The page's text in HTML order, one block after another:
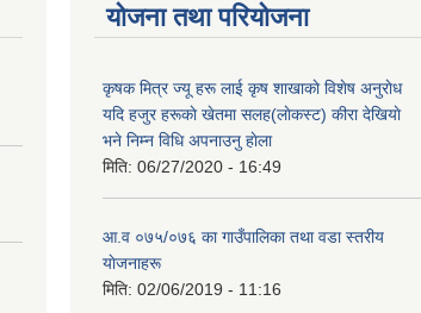
योजना तथा परियोजना
कृषक मित्र ज्यू हरू लाई कृष शाखाकाे विशेष अनुराेध
यदि हजुर हरूकाे खेतमा सलह(लाेकस्ट) कीरा देखियाे
भने निम्न विधि अपनाउनु हाेला
मिति: 06/27/2020 - 16:49
आ‍.व ०७५/०७६ का गाउँपालिका तथा वडा स्तरीय
याेजनाहरू
मिति: 02/06/2019 - 11:16